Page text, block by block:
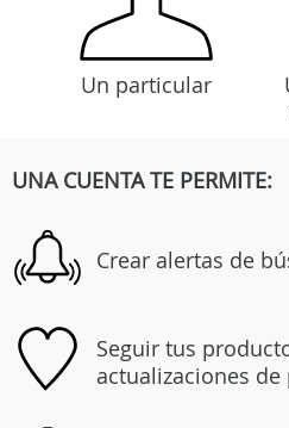
Un particular
UNA CUENTA TE PERMITE:
Crear alertas de
Seguir tus
actualizaciones de